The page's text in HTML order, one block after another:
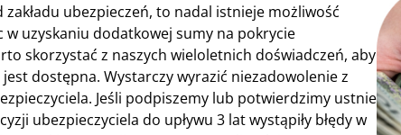
ubezpieczeń, to nadal istnieje możliwość
uzyskaniu dodatkowej sumy na pokrycie
skorzystać z naszych wieloletnich doświadczeń, aby
dostępna. Wystarczy wyrazić niezadowolenie z
Jeśli podpiszemy lub potwierdzimy ustnie
ubezpieczyciela do upływu 3 lat wystąpiły błędy w